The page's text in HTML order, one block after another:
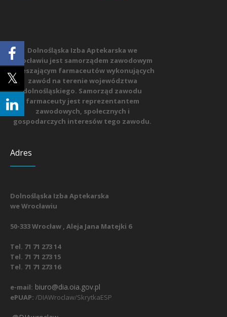
Dolnośląska Izba Aptekarska we
Wrocławiu jest samorządem zawodowym
zrzeszającym farmaceutów wykonujących
zawód na terenie województwa
dolnośląskiego. Samorząd zawodu
farmaceuty jest reprezentantem
zawodowych, społecznych i
gospodarczych interesów tego zawodu.
Adres
Dolnośląska Izba Aptekarska
we Wrocławiu
50-333 Wrocław , Aleja Jana Matejki 6
Tel. 71 71 273 14
Tel. 71 71 273 15
Tel. 71 71 273 16
e-mail: biuro@dia.oia.gov.pl
ePUAP: /DIAWroclaw/SkrytkaESP